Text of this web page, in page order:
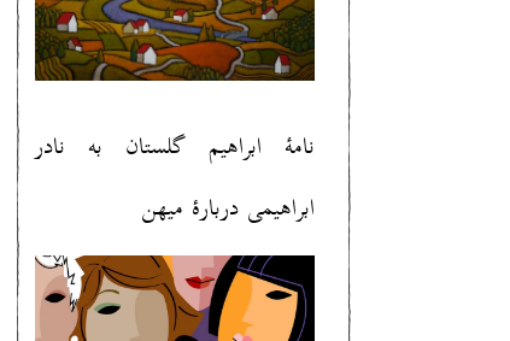
نامهٔ ابراهیم گلستان به نادر
ابراهیمی دربارهٔ میهن